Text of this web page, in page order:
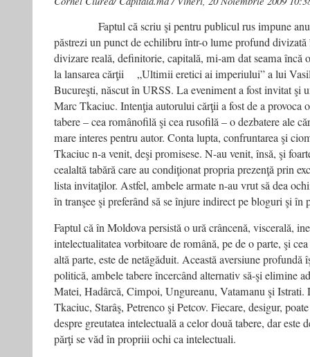
Faptul că scriu şi pentru publicul rus impune
păstrezi un punct de echilibru într-o lume profund divizată
divizare reală, definitorie, capitală, mi-am dat seama încă
la lansarea cărţii „Ultimii eretici ai imperiului” a lui
Bucureşti, născut în URSS. La eveniment a fost invitat şi
Marc Tkaciuc. Intenţia autorului cărţii a fost de a provoca
tabere – cea românofilă şi cea rusofilă – o dezbatere ale
mare interes pentru autor. Conta lupta, confruntarea şi
Tkaciuc n-a venit, deşi promisese. N-au venit, însă, şi
cealaltă tabără care au condiţionat propria prezenţă prin
lista invitaţilor. Astfel, ambele armate n-au vrut să dea
în tranşee şi preferând să se înjure indirect pe bloguri şi în
Faptul că în Moldova persistă o ură crâncenă, viscerală,
intelectualitatea vorbitoare de română, pe de o parte, şi
altă parte, este de netăgăduit. Această aversiune profundă
politică, ambele tabere încercând alternativ să-şi elimine
Matei, Hadârcă, Cimpoi, Ungureanu, Vatamanu şi Istrati.
Tkaciuc, Starâş, Petrenco şi Petcov. Fiecare, desigur,
despre greutatea intelectuală a celor două tabere, dar este
părţi se văd în propriii ochi ca intelectuali.